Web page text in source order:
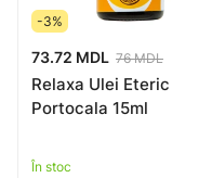
-3%
73.72 MDL 76 MDL
Relaxa Ulei Eteric
Portocala 15ml
În stoc